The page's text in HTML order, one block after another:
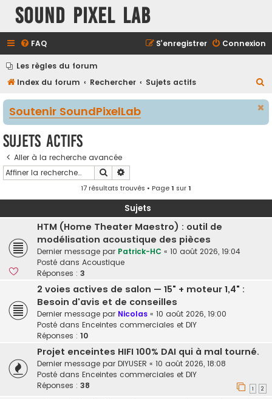
Sound Pixel Lab
FAQ Connexion
S’enregistrer
Les règles du forum
Index du forum
Rechercher Sujets actifs
e
Soutenir SoundPixelLab
Sujets actifs
Aller à la recherche avancée
Rechercher
17 résultats trouvés • Page1 sur1
Sujets
HTM (Home Theater Maestro) : outil de
modélisation acoustique des pièces
Dernier message par Patrick-HC « 10 août 2026, 19:04
Posté dans Acoustique
Réponses : 3
2 voies actives de salon — 15" + moteur 1,4" :
Besoin d'avis et de conseilles
Dernier message par Nicolas « 10 août 2026, 19:00
Posté dans Enceintes commerciales et DIY
Réponses : 10
Projet enceintes HIFI 100% DAI qui à mal tourné.
Dernier message par DIYUSER « 10 août 2026, 18:08
Posté dans Enceintes commerciales et DIY
Réponses : 38 1 2